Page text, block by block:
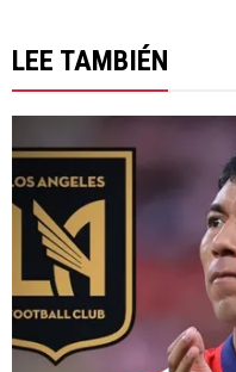
LEE TAMBIÉN